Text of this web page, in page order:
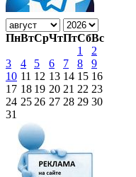
ПнВтСрЧтПтСбВс
1
2
3
4 5 6 7 8
9
10 11 12 13 14 15 16
17 18 19 20 21 22 23
24 25 26 27 28 29 30
31